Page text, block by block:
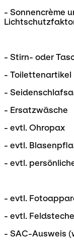
- Sonnencrème
- Stirn- oder
- Toilettenartikel
-
- Ersatzwäsche
- evtl. Ohropax
- evtl.
- evtl.
- evtl.
- evtl.
- SAC-Ausweis